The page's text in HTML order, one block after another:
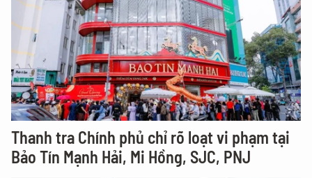
Thanh tra Chính phủ chỉ rõ loạt vi phạm tại
Bảo Tín Mạnh Hải, Mi Hồng, SJC, PNJ